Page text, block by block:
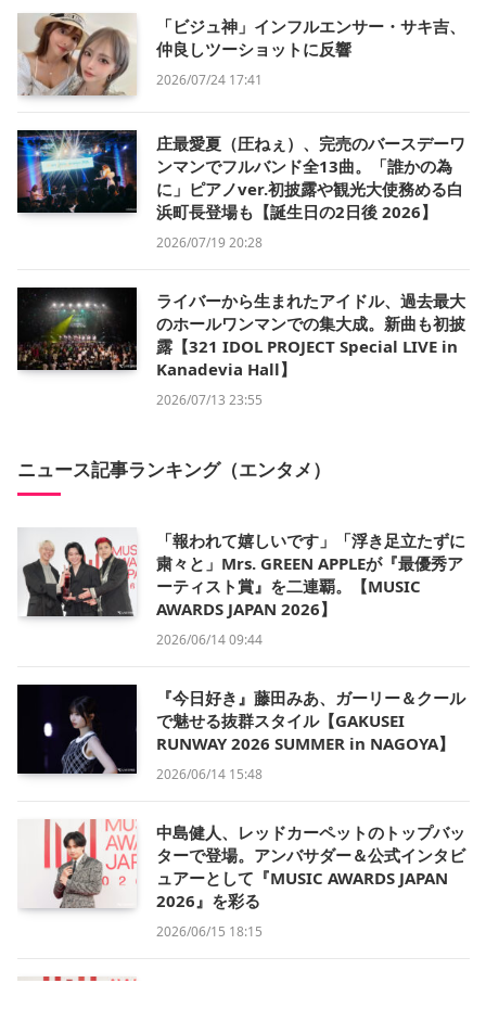
「ビジュ神」インフルエンサー・サキ吉、
仲良しツーショットに反響
2026/07/24 17:41
庄最愛夏（圧ねぇ）、完売のバースデーワ
ンマンでフルバンド全13曲。「誰かの為
に」ピアノver.初披露や観光大使務める白
浜町長登場も【誕生日の2日後 2026】
2026/07/19 20:28
ライバーから生まれたアイドル、過去最大
のホールワンマンでの集大成。新曲も初披
露【321 IDOL PROJECT Special LIVE in
Kanadevia Hall】
2026/07/13 23:55
ニュース記事ランキング（エンタメ）
「報われて嬉しいです」「浮き足立たずに
粛々と」Mrs. GREEN APPLEが『最優秀ア
ーティスト賞』を二連覇。【MUSIC
AWARDS JAPAN 2026】
2026/06/14 09:44
『今日好き』藤田みあ、ガーリー＆クール
で魅せる抜群スタイル【GAKUSEI
RUNWAY 2026 SUMMER in NAGOYA】
2026/06/14 15:48
中島健人、レッドカーペットのトップバッ
ターで登場。アンバサダー＆公式インタビ
ュアーとして『MUSIC AWARDS JAPAN
2026』を彩る
2026/06/15 18:15